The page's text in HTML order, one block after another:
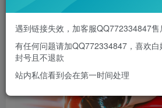
遇到链接失效，加客服QQ772334847售
有任何问题请加QQ772334847，喜欢白
封号且不退款
站内私信看到会在第一时间处理